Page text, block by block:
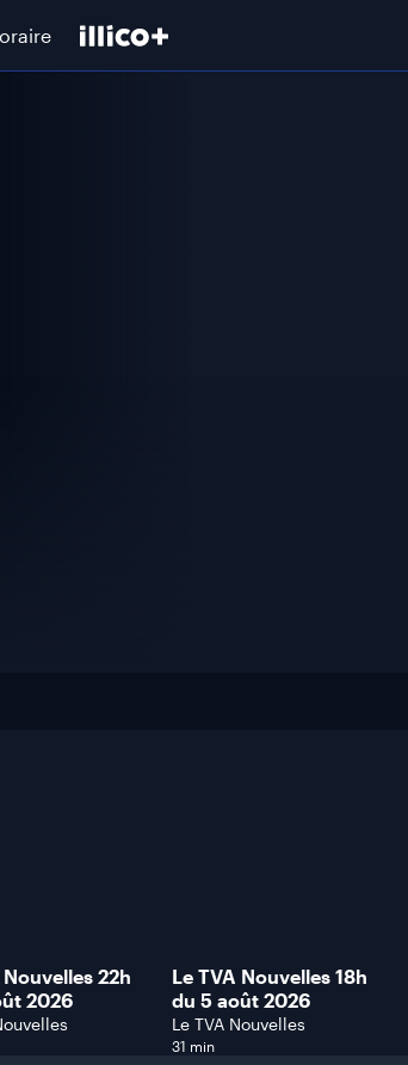
Nouvelles 22h
2026
Le TVA Nouvelles 18h
du 5 août 2026
Le TVA Nouvelles
31 min